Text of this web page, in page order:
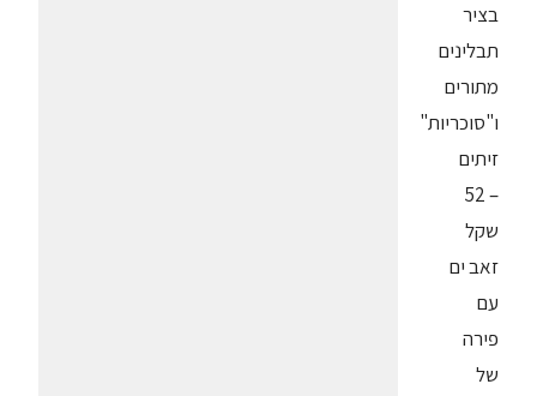
בציר
תבלינים
מתורים
ו"סוכריות"
זיתים
– 52
שקל
זאב ים
עם
פירה
של